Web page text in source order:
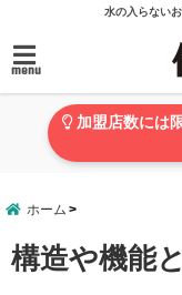
水の入らない
menu
加盟店数には
ホーム
構造や機能